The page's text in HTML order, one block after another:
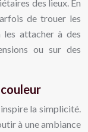
des lieux. En
de trouer les
les attacher à des
ou sur des
la simplicité.
à une ambiance